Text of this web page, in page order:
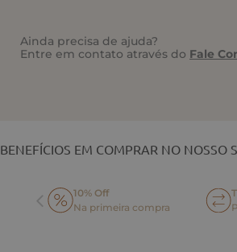
Ainda precisa de ajuda?
Entre em contato através do Fale
BENEFÍCIOS EM COMPRAR NO NOSSO
10% Off
Na primeira compra